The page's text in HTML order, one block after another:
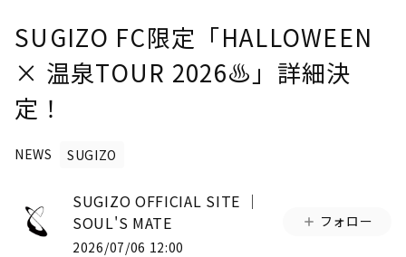
SUGIZO FC限定「HALLOWEEN
× 温泉TOUR 2026♨︎」詳細決
定！
NEWS SUGIZO
SUGIZO OFFICIAL SITE │
SOUL'S MATE
2026/07/06 12:00
フォロー